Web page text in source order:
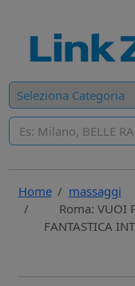
Home
massaggi
Roma: VUOI
FANTASTICA